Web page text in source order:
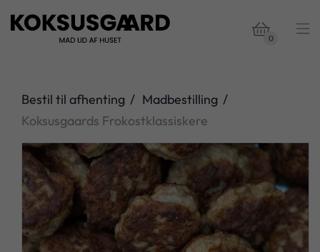


0
Bestil til afhenting
Madbestilling
Koksusgaards Frokostklassiskere